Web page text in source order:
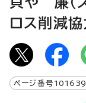
ロス削減協
ページ番号